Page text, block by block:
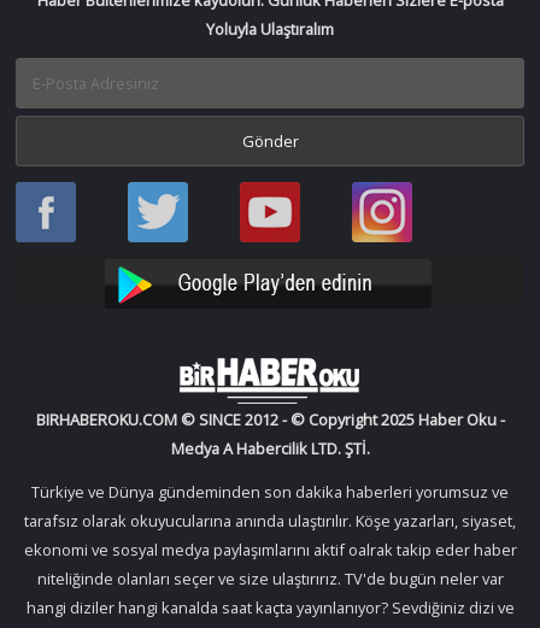
Yoluyla Ulaştıralım
Haber
Oku
Haber
Oku
Bir
Haber
YouTube
Bir
Haber
Instagram
BIRHABEROKU.COM © SINCE 2012 - © Copyright 2025 Haber Oku -
Medya A Habercilik LTD. ŞTİ.
Türkiye ve Dünya gündeminden son dakika haberleri yorumsuz ve
tarafsız olarak okuyucularına anında ulaştırılır. Köşe yazarları, siyaset,
ekonomi ve sosyal medya paylaşımlarını aktif oalrak takip eder haber
niteliğinde olanları seçer ve size ulaştırırız. TV'de bugün neler var
hangi diziler hangi kanalda saat kaçta yayınlanıyor? Sevdiğiniz dizi ve